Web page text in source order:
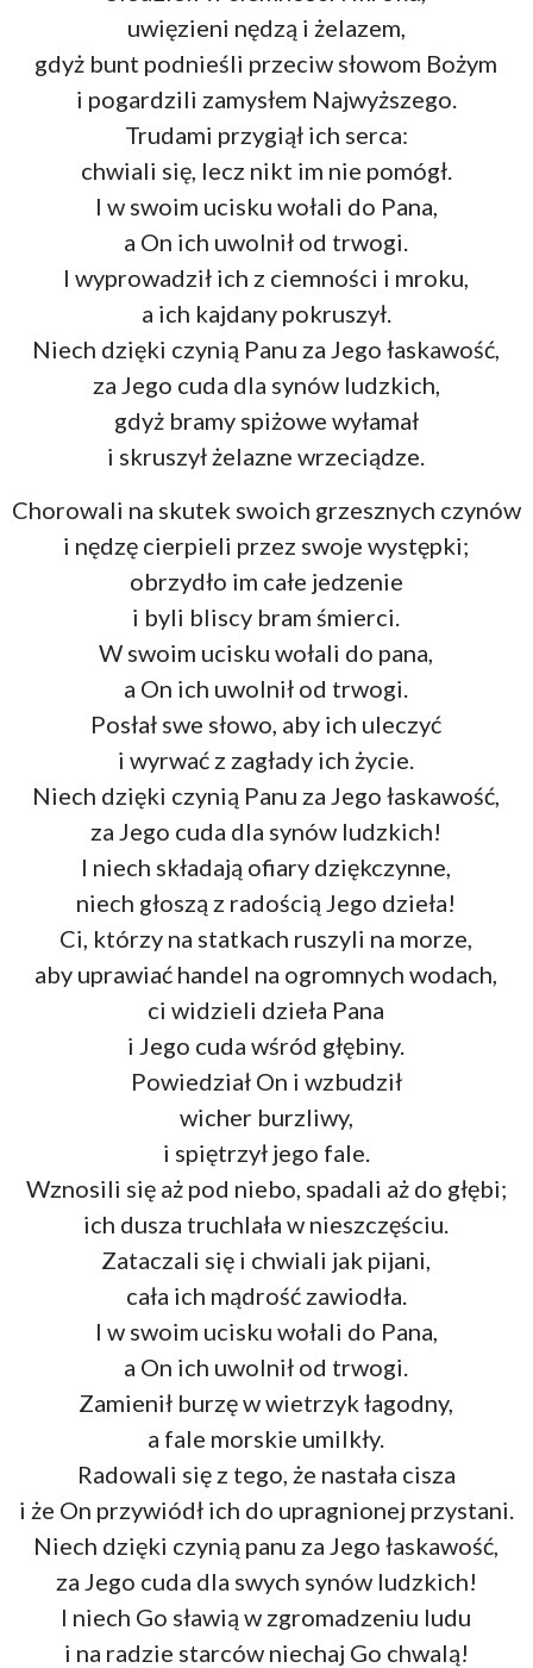
uwięzieni nędzą i żelazem,
gdyż bunt podnieśli przeciw słowom Bożym
i pogardzili zamysłem Najwyższego.
Trudami przygiął ich serca:
chwiali się, lecz nikt im nie pomógł.
I w swoim ucisku wołali do Pana,
a On ich uwolnił od trwogi.
I wyprowadził ich z ciemności i mroku,
a ich kajdany pokruszył.
Niech dzięki czynią Panu za Jego łaskawość,
za Jego cuda dla synów ludzkich,
gdyż bramy spiżowe wyłamał
i skruszył żelazne wrzeciądze.
Chorowali na skutek swoich grzesznych czynów
i nędzę cierpieli przez swoje występki;
obrzydło im całe jedzenie
i byli bliscy bram śmierci.
W swoim ucisku wołali do pana,
a On ich uwolnił od trwogi.
Posłał swe słowo, aby ich uleczyć
i wyrwać z zagłady ich życie.
Niech dzięki czynią Panu za Jego łaskawość,
za Jego cuda dla synów ludzkich!
I niech składają ofiary dziękczynne,
niech głoszą z radością Jego dzieła!
Ci, którzy na statkach ruszyli na morze,
aby uprawiać handel na ogromnych wodach,
ci widzieli dzieła Pana
i Jego cuda wśród głębiny.
Powiedział On i wzbudził
wicher burzliwy,
i spiętrzył jego fale.
Wznosili się aż pod niebo, spadali aż do głębi;
ich dusza truchlała w nieszczęściu.
Zataczali się i chwiali jak pijani,
cała ich mądrość zawiodła.
I w swoim ucisku wołali do Pana,
a On ich uwolnił od trwogi.
Zamienił burzę w wietrzyk łagodny,
a fale morskie umilkły.
Radowali się z tego, że nastała cisza
i że On przywiódł ich do upragnionej przystani.
Niech dzięki czynią panu za Jego łaskawość,
za Jego cuda dla swych synów ludzkich!
I niech Go sławią w zgromadzeniu ludu
i na radzie starców niechaj Go chwalą!